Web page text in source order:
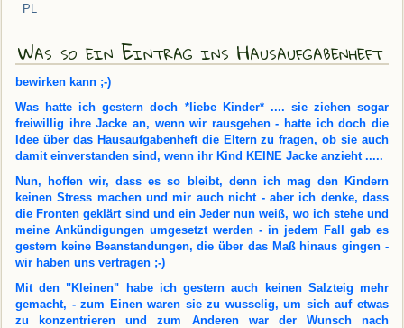
PL
Was so ein Eintrag ins Hausaufgabenheft
bewirken kann ;-)
Was hatte ich gestern doch *liebe Kinder* .... sie ziehen sogar
freiwillig ihre Jacke an, wenn wir rausgehen - hatte ich doch die
Idee über das Hausaufgabenheft die Eltern zu fragen, ob sie auch
damit einverstanden sind, wenn ihr Kind KEINE Jacke anzieht .....
Nun, hoffen wir, dass es so bleibt, denn ich mag den Kindern
keinen Stress machen und mir auch nicht - aber ich denke, dass
die Fronten geklärt sind und ein Jeder nun weiß, wo ich stehe und
meine Ankündigungen umgesetzt werden - in jedem Fall gab es
gestern keine Beanstandungen, die über das Maß hinaus gingen -
wir haben uns vertragen ;-)
Mit den "Kleinen" habe ich gestern auch keinen Salzteig mehr
gemacht, - zum Einen waren sie zu wusselig, um sich auf etwas
zu konzentrieren und zum Anderen war der Wunsch nach